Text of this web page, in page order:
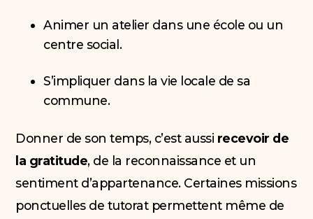
Animer un atelier dans une école ou un
centre social.
S’impliquer dans la vie locale de sa
commune.
Donner de son temps, c’est aussi recevoir de
la gratitude, de la reconnaissance et un
sentiment d’appartenance. Certaines missions
ponctuelles de tutorat permettent même de